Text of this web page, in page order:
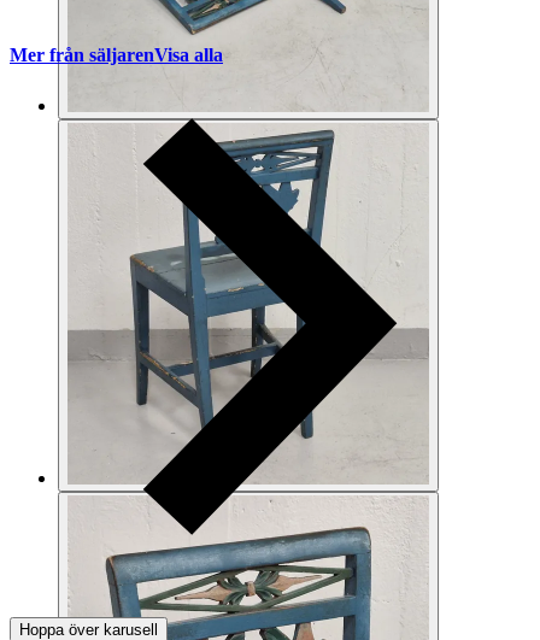
Mer från säljarenVisa alla
Hoppa över karusell